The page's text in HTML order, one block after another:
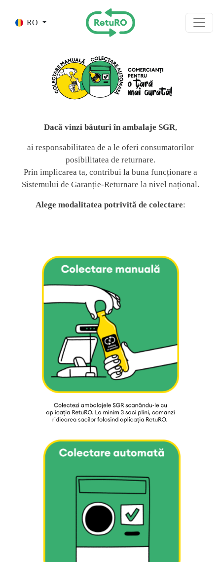
RO
Dacă vinzi băuturi în ambalaje SGR,
ai responsabilitatea de a le oferi consumatorilor
posibilitatea de returnare.
Prin implicarea ta, contribui la buna funcționare a
Sistemului de Garanție-Returnare la nivel național.
Alege modalitatea potrivită de colectare: